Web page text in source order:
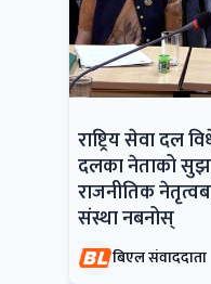
राष्ट्रिय सेवा दल
दलका नेताको
राजनीतिक
संस्था नबनोस्
बिएल संवाददाता